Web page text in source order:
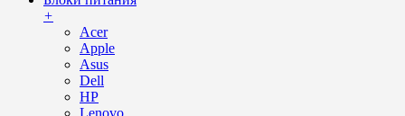
+
Acer
Apple
Asus
Dell
HP
Lenovo